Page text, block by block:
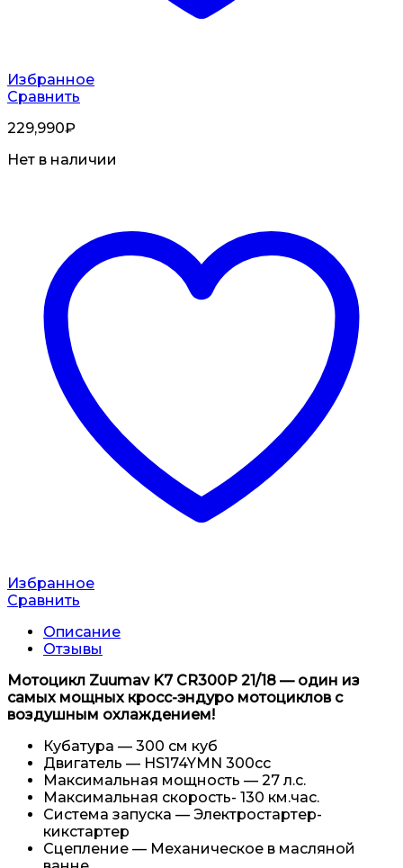
Избранное
Сравнить
229,990₽
Нет в наличии
Избранное
Сравнить
Описание
Отзывы
Мотоцикл Zuumav K7 CR300P 21/18 — один из
самых мощных кросс-эндуро мотоциклов с
воздушным охлаждением!
Кубатура — 300 см куб
Двигатель — HS174YMN 300сс
Максимальная мощность — 27 л.с.
Максимальная скорость- 130 км.час.
Система запуска — Электростартер-
кикстартер
Сцепление — Механическое в масляной